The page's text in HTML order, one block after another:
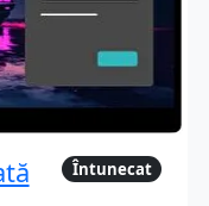
Întunecat